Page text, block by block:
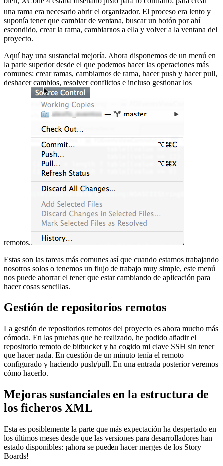
una rama era necesario abrir el organizador. El proceso era lento y
suponía tener que cambiar de ventana, buscar un botón por ahí
escondido, crear la rama, cambiarnos a ella y volver a la ventana del
proyecto.
Aquí hay una sustancial mejoría. Ahora disponemos de un menú en
la parte superior desde el que podemos hacer las operaciones más
comunes: crear ramas, cambiarnos de rama, hacer push y hacer pull,
deshacer cambios, resolver conflictos e incluso gestionar los
remotos.
Estas son las tareas más comunes así que cuando estamos trabajando
nosotros solos o tenemos un flujo de trabajo muy simple, este menú
nos puede ahorrar el tener que estar cambiando de aplicación para
hacer cosas sencillas.
Gestión de repositorios remotos
La gestión de repositorios remotos del proyecto es ahora mucho más
cómoda. En las pruebas que he realizado, he podido añadir el
repositorio remoto de bitbucket y ha cogido mi clave SSH sin tener
que hacer nada. En cuestión de un minuto tenía el remoto
configurado y haciendo push/pull. En una entrada posterior veremos
cómo hacerlo.
Mejoras sustanciales en la estructura de
los ficheros XML
Esta es posiblemente la parte que más expectación ha despertado en
los últimos meses desde que las versiones para desarrolladores han
estado disponibles: ¡ahora se pueden hacer merges de los Story
Boards!